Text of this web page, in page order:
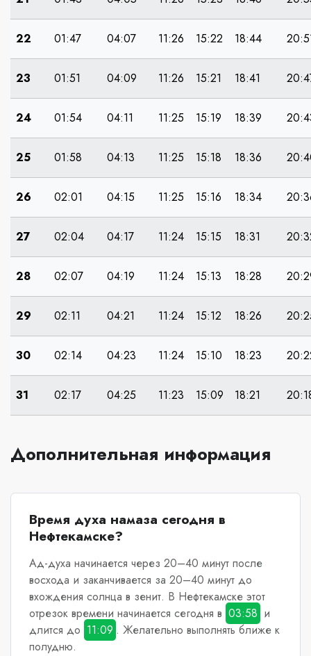
22 01:47 04:07 11:26 15:22 18:44
23 01:51 04:09 11:26 15:21 18:41
24 01:54 04:11 11:25 15:19 18:39
25 01:58 04:13 11:25 15:18 18:36
26 02:01 04:15 11:25 15:16 18:34
27 02:04 04:17 11:24 15:15 18:31
28 02:07 04:19 11:24 15:13 18:28
29 02:11 04:21 11:24 15:12 18:26
30 02:14 04:23 11:24 15:10 18:23
31 02:17 04:25 11:23 15:09 18:21
Дополнительная информация
Время духа намаза сегодня в
Нефтекамске?
Ад-духа начинается через 20–40 минут после
восхода и заканчивается за 20–40 минут до
вхождения солнца в зенит. В Нефтекамскеэтот
отрезок времени начинается сегодня в 03:58 и
длится до 11:09 . Желательно выполнять ближе к
полудню.